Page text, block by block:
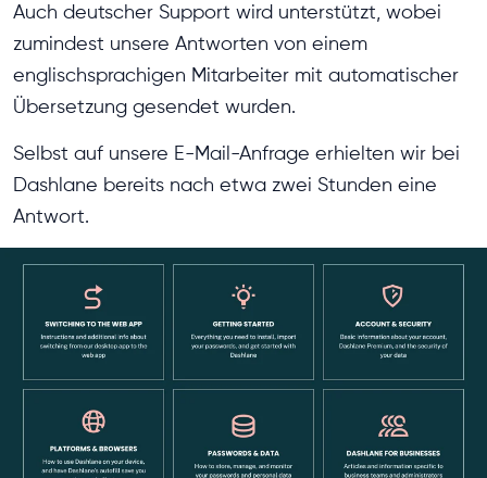
Auch deutscher Support wird unterstützt, wobei
zumindest unsere Antworten von einem
englischsprachigen Mitarbeiter mit automatischer
Übersetzung gesendet wurden.
Selbst auf unsere E-Mail-Anfrage erhielten wir bei
Dashlane bereits nach etwa zwei Stunden eine
Antwort.